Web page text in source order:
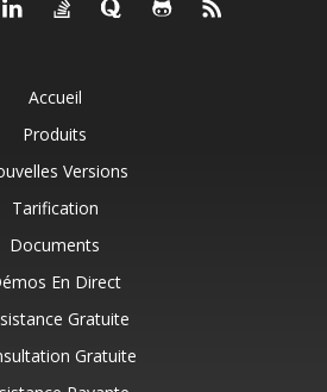
Accueil
Produits
Versions
Tarification
Documents
En Direct
Gratuite
Gratuite